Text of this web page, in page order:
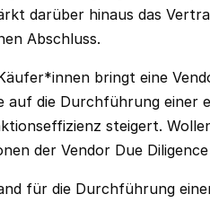
darüber hinaus das
Abschluss.
bringt eine
auf die Durchführung einer
steigert.
der Vendor Due
für die Durchführung